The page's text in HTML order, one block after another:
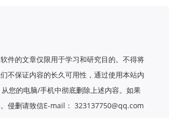
件的文章仅限用于学习和研究目的。不得将
不保证内容的长久可用性，通过使用本站内
您的电脑/手机中彻底删除上述内容。如果
侵删请致信E-mail： 323137750@qq.com